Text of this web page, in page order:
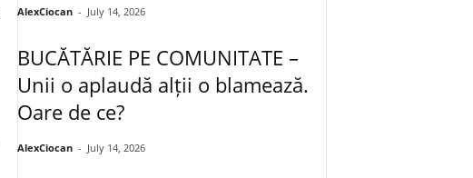
AlexCiocan - July 14, 2026
BUCĂTĂRIE PE COMUNITATE –
Unii o aplaudă alții o blamează.
Oare de ce?
AlexCiocan - July 14, 2026